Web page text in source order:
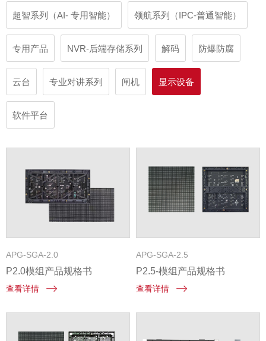
超智系列（AI- 专用智能） 领航系列（IPC-普通智能）
专用产品 NVR-后端存储系列 解码 防爆防腐
云台 专业对讲系列 闸机 显示设备
软件平台
APG-SGA-2.0
P2.0模组产品规格书
查看详情
APG-SGA-2.5
P2.5-模组产品规格书
查看详情